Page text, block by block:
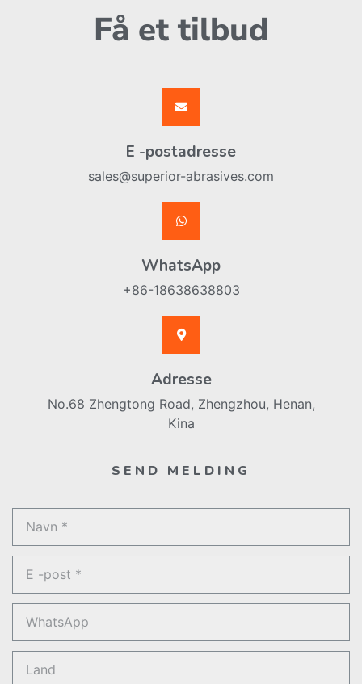
Få et tilbud
E -postadresse
sales@superior-abrasives.com
WhatsApp
+86-18638638803
Adresse
No.68 Zhengtong Road, Zhengzhou, Henan,
Kina
SEND MELDING